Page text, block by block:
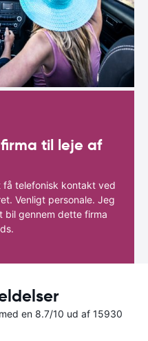
til leje af
få telefonisk kontakt ved
Venligt personale. Jeg
bil gennem dette firma
en 8.7/10 ud af 15930